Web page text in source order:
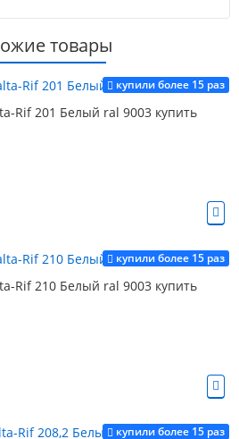
товары
купили более 15 раз
Rif 201 Белый ral 9003 купить
купили более 15 раз
Rif 210 Белый ral 9003 купить
купили более 15 раз